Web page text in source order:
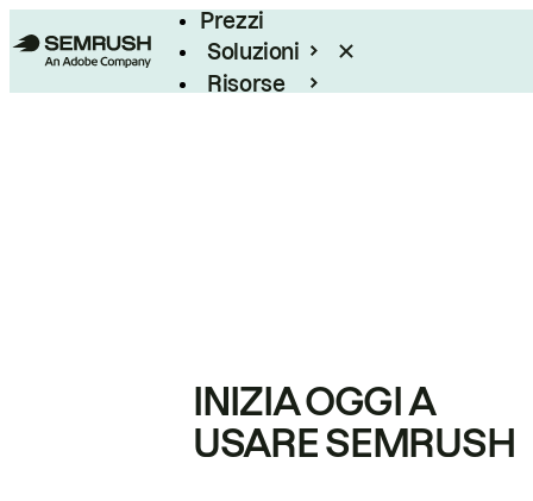
Prezzi
Soluzioni
Risorse
INIZIA OGGI A
USARE SEMRUSH